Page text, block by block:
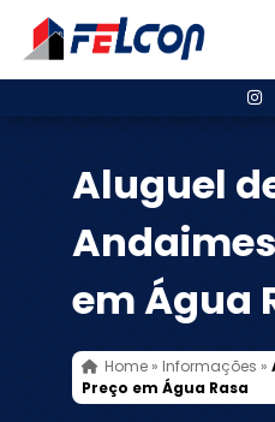
Aluguel
em Água
Home» Informações »
Preço em Água Rasa